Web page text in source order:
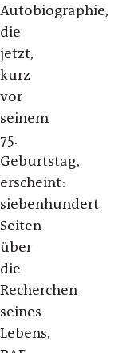
Autobiographie,
die
jetzt,
kurz
vor
seinem
75.
Geburtstag,
erscheint:
siebenhundert
Seiten
über
die
Recherchen
seines
Lebens,